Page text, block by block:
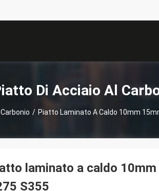
Di Acciaio Al
/ Piatto Laminato A Caldo 10mm
laminato a caldo
S355